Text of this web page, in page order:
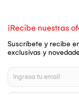
¡Recibe nuestras
Suscríbete y recibe
exclusivas y